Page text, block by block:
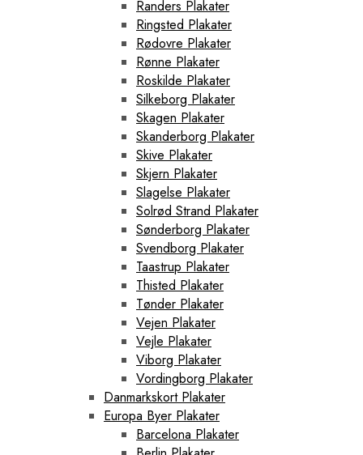
Randers Plakater
Ringsted Plakater
Rødovre Plakater
Rønne Plakater
Roskilde Plakater
Silkeborg Plakater
Skagen Plakater
Skanderborg Plakater
Skive Plakater
Skjern Plakater
Slagelse Plakater
Solrød Strand Plakater
Sønderborg Plakater
Svendborg Plakater
Taastrup Plakater
Thisted Plakater
Tønder Plakater
Vejen Plakater
Vejle Plakater
Viborg Plakater
Vordingborg Plakater
Danmarkskort Plakater
Europa Byer Plakater
Barcelona Plakater